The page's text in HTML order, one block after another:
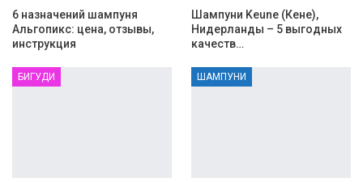
6 назначений шампуня
Альгопикс: цена, отзывы,
инструкция
Шампуни Keune (Кене),
Нидерланды – 5 выгодных
качеств…
БИГУДИ ШАМПУНИ